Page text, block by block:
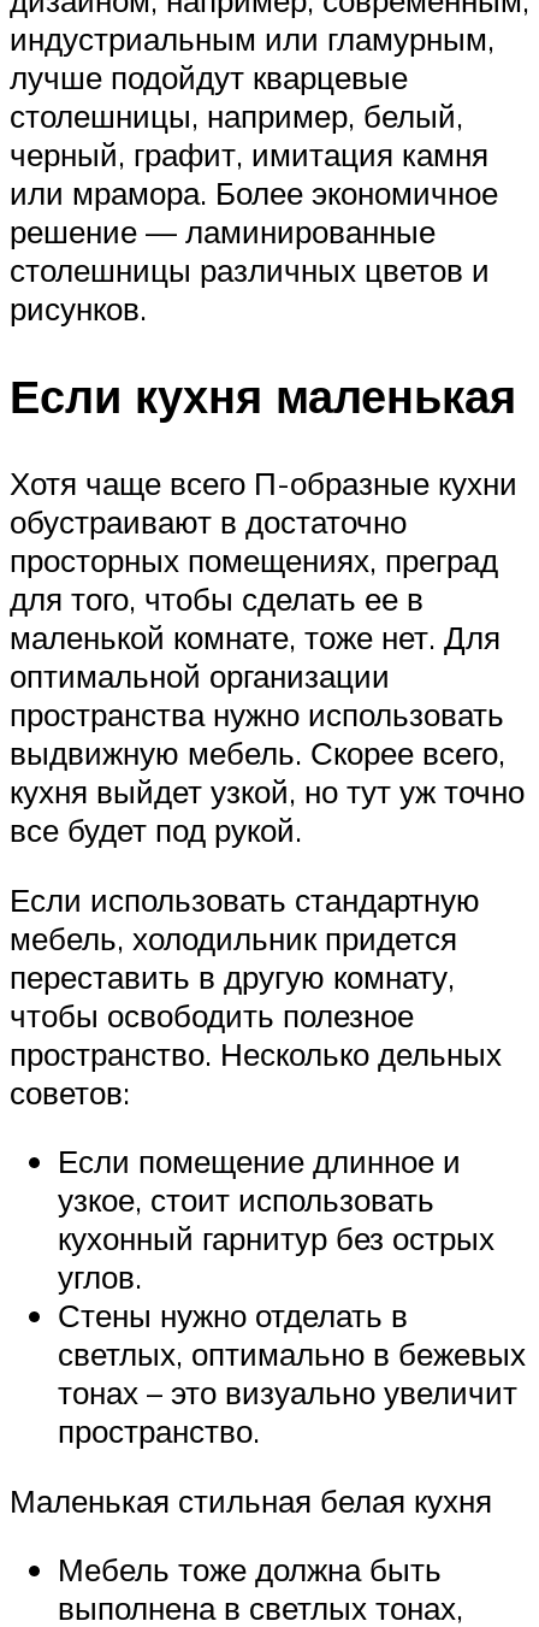
индустриальным или гламурным,
лучше подойдут кварцевые
столешницы, например, белый,
черный, графит, имитация камня
или мрамора. Более экономичное
решение — ламинированные
столешницы различных цветов и
рисунков.
Если кухня маленькая
Хотя чаще всего П-образные кухни
обустраивают в достаточно
просторных помещениях, преград
для того, чтобы сделать ее в
маленькой комнате, тоже нет. Для
оптимальной организации
пространства нужно использовать
выдвижную мебель. Скорее всего,
кухня выйдет узкой, но тут уж точно
все будет под рукой.
Если использовать стандартную
мебель, холодильник придется
переставить в другую комнату,
чтобы освободить полезное
пространство. Несколько дельных
советов:
Если помещение длинное и
узкое, стоит использовать
кухонный гарнитур без острых
углов.
Стены нужно отделать в
светлых, оптимально в бежевых
тонах – это визуально увеличит
пространство.
Маленькая стильная белая кухня
Мебель тоже должна быть
выполнена в светлых тонах,